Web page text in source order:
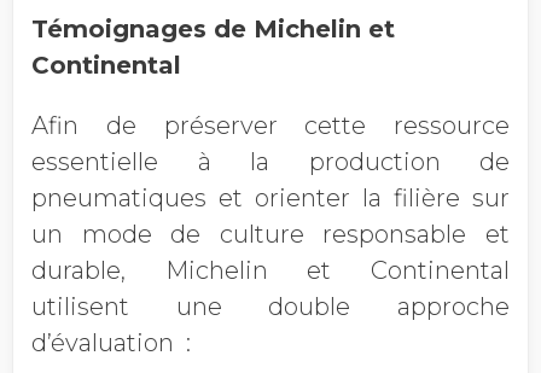
Témoignages de Michelin et
Continental
Afin de préserver cette ressource
essentielle à la production de
pneumatiques et orienter la filière sur
un mode de culture responsable et
durable, Michelin et Continental
utilisent une double approche
d’évaluation :